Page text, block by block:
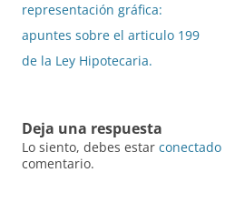
de
entradas
representación gráfica:
apuntes sobre el articulo 199
de la Ley Hipotecaria.
Deja una respuesta
Lo siento, debes estar conectado
comentario.